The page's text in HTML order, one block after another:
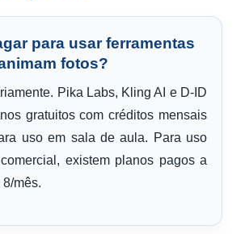
para usar ferramentas
fotos?
Pika Labs, Kling AI e D-ID
gratuitos com créditos mensais
uso em sala de aula. Para uso
existem planos pagos a
mês.